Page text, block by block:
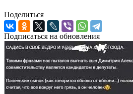
Поделиться
Подписаться на обновления